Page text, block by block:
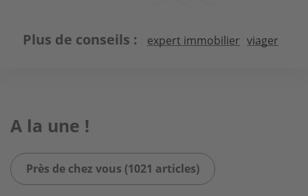
Plus de conseils expert immobilier viager
A la une !
Près de chez vous (1021 articles)